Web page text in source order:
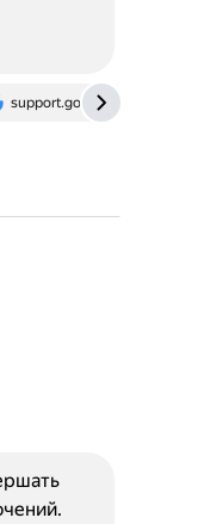
support.google.com